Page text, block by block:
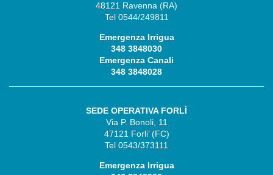
48121 Ravenna (RA)
Tel 0544/249811
Emergenza Irrigua
348 3848030
Emergenza Canali
348 3848028
SEDE OPERATIVA FORLÌ
Via P. Bonoli, 11
47121 Forli’ (FC)
Tel 0543/373111
Emergenza Irrigua